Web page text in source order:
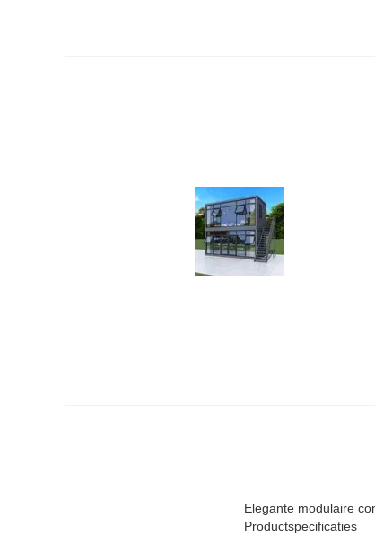
Elegante modulaire
Productspecificaties